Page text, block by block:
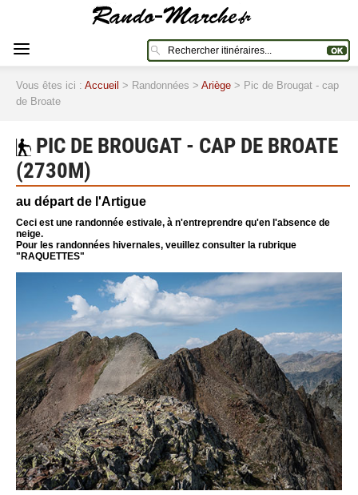
Vous êtes ici : Accueil > Randonnées > Ariège > Pic de Brougat - cap
de Broate
PIC DE BROUGAT - CAP DE BROATE
(2730M)
au départ de l'Artigue
Ceci est une randonnée estivale, à n'entreprendre qu'en l'absence de
neige.
Pour les randonnées hivernales, veuillez consulter la rubrique
"RAQUETTES"